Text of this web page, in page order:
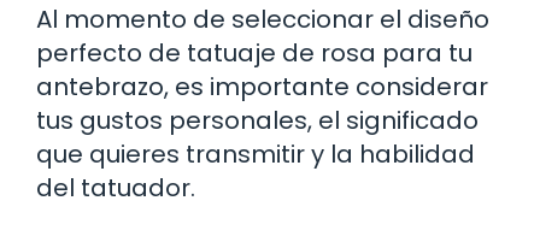
Al momento de seleccionar el diseño
perfecto de tatuaje de rosa para tu
antebrazo, es importante considerar
tus gustos personales, el significado
que quieres transmitir y la habilidad
del tatuador.